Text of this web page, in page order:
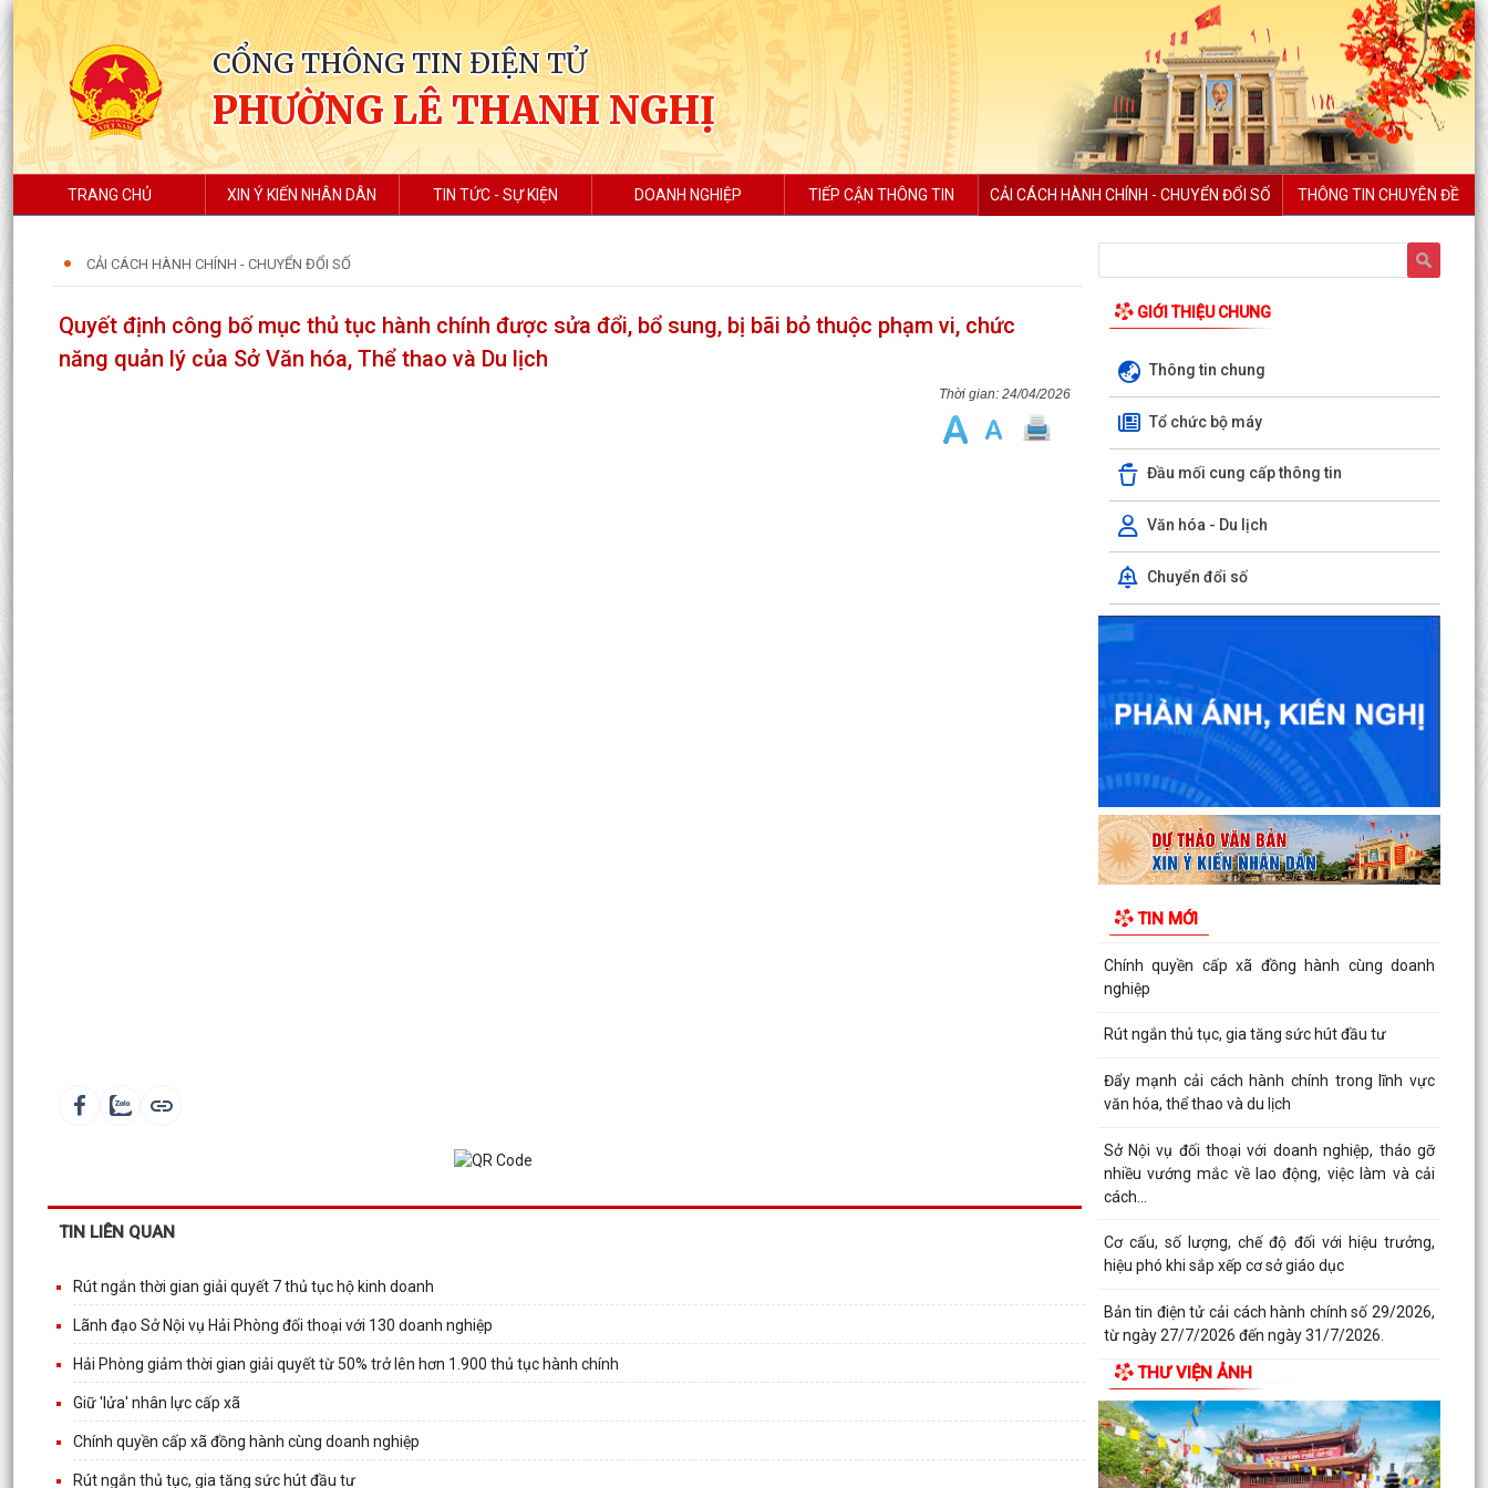
CỔNG THÔNG TIN ĐIỆN TỬ
PHƯỜNG LÊ THANH NGHỊ
TRANG CHỦ XIN Ý KIẾN NHÂN DÂN TIN TỨC - SỰ KIỆN DOANH NGHIỆP TIẾP CẬN THÔNG TIN CẢI CÁCH HÀNH CHÍNH - CHUYỂN ĐỔI SỐ THÔNG TIN CHUYÊN ĐỀ
CẢI CÁCH HÀNH CHÍNH - CHUYỂN ĐỔI SỐ
Quyết định công bố mục thủ tục hành chính được sửa đổi, bổ sung, bị bãi bỏ thuộc phạm vi, chức
năng quản lý của Sở Văn hóa, Thể thao và Du lịch
24/04/2026
TIN LIÊN QUAN
Rút ngắn thời gian giải quyết 7 thủ tục hộ kinh doanh
Lãnh đạo Sở Nội vụ Hải Phòng đối thoại với 130 doanh nghiệp
Hải Phòng giảm thời gian giải quyết từ 50% trở lên hơn 1.900 thủ tục hành chính
Giữ 'lửa' nhân lực cấp xã
Chính quyền cấp xã đồng hành cùng doanh nghiệp
Rút ngắn thủ tục, gia tăng sức hút đầu tư
GIỚI THIỆU CHUNG
Thông tin chung
Tổ chức bộ máy
Đầu mối cung cấp thông tin
Văn hóa - Du lịch
Chuyển đổi số
TIN MỚI
Tuyển chọn thực sinh nam đi thực tập kỹ thuật
tại Nhật Bản (Tháng 8/2026)
Rút ngắn thời gian giải quyết 7 thủ tục hộ kinh
Lãnh đạo Sở Nội vụ Hải Phòng đối thoại với 130
doanh nghiệp
Hải Phòng giảm thời gian giải quyết từ 50% trở
lên hơn 1.900 thủ tục hành chính
Giữ 'lửa' nhân lực cấp xã
Chính quyền cấp xã đồng hành cùng doanh
nghiệp
Rút ngắn thủ tục, gia tăng sức hút đầu tư
Đẩy mạnh cải cách hành chính trong lĩnh vực
văn hóa, thể thao và du lịch
Sở Nội vụ đối thoại với doanh nghiệp, tháo gỡ
nhiều vướng mắc về lao động, việc làm và cải
cách...
Cơ cấu, số lượng, chế độ đối với hiệu trưởng,
hiệu phó khi sắp xếp cơ sở giáo dục
Bản tin điện tử cải cách hành chính số 29/2026,
từ ngày 27/7/2026 đến ngày 31/7/2026.
KHAI THÁC TÀI LIỆU SỐ PHỤC VỤ CÔNG TÁC
PHỔ BIẾN, GIÁO DỤC PHÁP LUẬT VÀ CHATBOX
AI TRỢ GIÚP PHÁP LUẬT
BIỂU DƯƠNG HÀNH ĐỘNG ĐẸP: NHẶT ĐƯỢC
THƯ VIỆN ẢNH